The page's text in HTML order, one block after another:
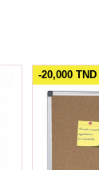
-20,000 TND